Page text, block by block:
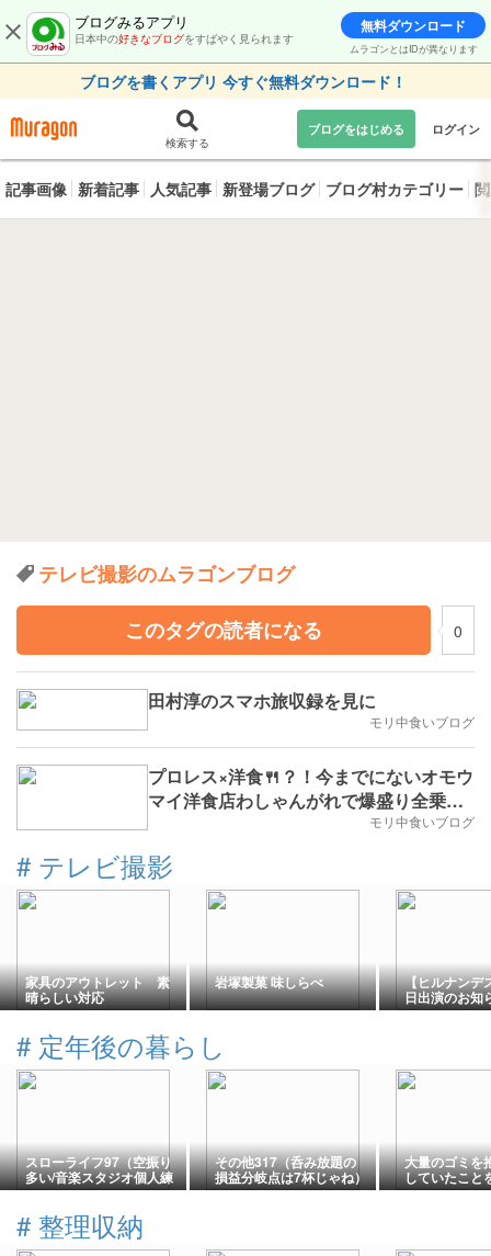
ブログみるアプリ
日本中の好きなブログをすばやく見られます
無料ダウンロード
ムラゴンとはIDが異なります
ブログを書くアプリ 今すぐ無料ダウンロード！
検索する
ブログをはじめる ログイン
記事画像 新着記事 人気記事 新登場ブログ ブログ村カテゴリー
テレビ撮影のムラゴンブログ
このタグの読者になる
0
田村淳のスマホ旅収録を見に
モリ中食いブログ
プロレス×洋食🍴？！今までにないオモウ
マイ洋食店わしゃんがれで爆盛り全乗せ
モリ中食いブログ
# テレビ撮影
家具のアウトレット 素
晴らしい対応
岩塚製菓 味しらべ 【ヒルナンデ
日出演のお知
せ！！！】
# 定年後の暮らし
スローライフ97（空振り
多い/音楽スタジオ個人練
習/後の続編は…）
その他317（呑み放題の
損益分岐点は7杯じゃね）
大量のゴミを
していたこと
# 整理収納